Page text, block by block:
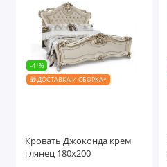
-41%
🎁 ДОСТАВКА И СБОРКА*
Кровать Джоконда крем
глянец 180х200